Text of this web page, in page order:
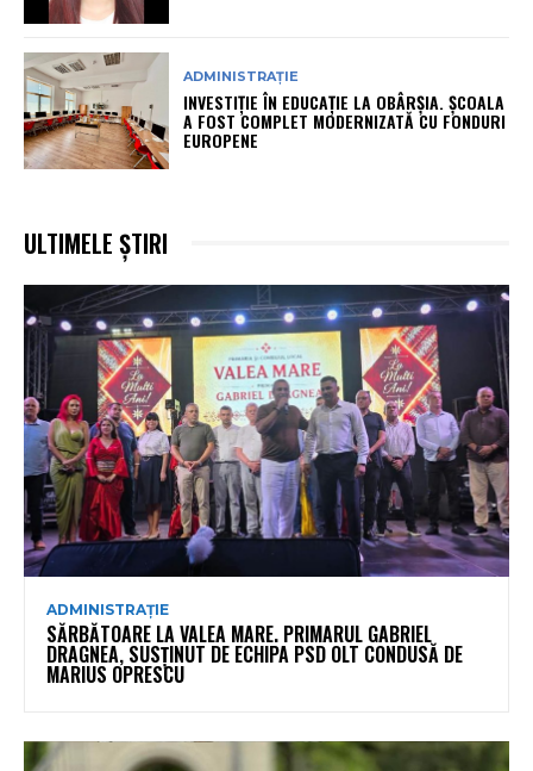
ADMINISTRAȚIE
INVESTIȚIE ÎN EDUCAȚIE LA OBÂRȘIA. ȘCOALA
A FOST COMPLET MODERNIZATĂ CU FONDURI
EUROPENE
ULTIMELE ȘTIRI
ADMINISTRAȚIE
SĂRBĂTOARE LA VALEA MARE. PRIMARUL GABRIEL
DRAGNEA, SUSȚINUT DE ECHIPA PSD OLT CONDUSĂ DE
MARIUS OPRESCU